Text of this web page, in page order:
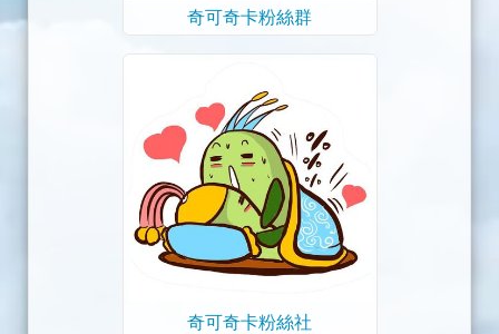
奇可奇卡粉絲群
奇可奇卡粉絲社